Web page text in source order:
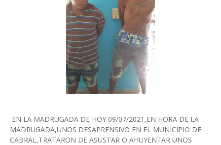
EN LA MADRUGADA DE HOY 09/07/2021,EN HORA DE LA
MADRUGADA,UNOS DESAPRENSIVO EN EL MUNICIPIO DE
CABRAL,TRATARON DE ASUSTAR O AHUYENTAR UNOS